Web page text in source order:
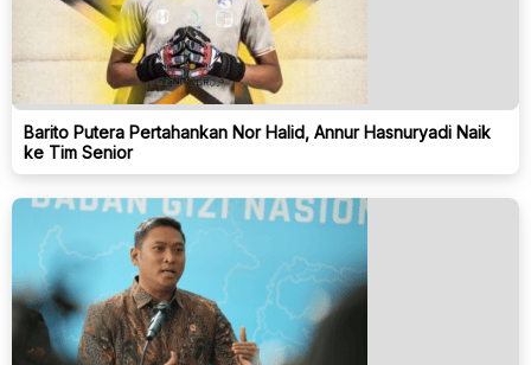
Barito Putera Pertahankan Nor Halid, Annur Hasnuryadi Naik
ke Tim Senior